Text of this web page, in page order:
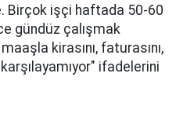
Birçok işçi haftada 50-60
gündüz çalışmak
kirasını, faturasını,
ifadelerini